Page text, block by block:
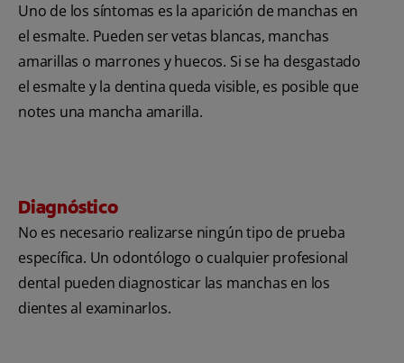
Uno de los síntomas es la aparición de manchas en
el esmalte. Pueden ser vetas blancas, manchas
amarillas o marrones y huecos. Si se ha desgastado
el esmalte y la dentina queda visible, es posible que
notes una mancha amarilla.
Diagnóstico
No es necesario realizarse ningún tipo de prueba
específica. Un odontólogo o cualquier profesional
dental pueden diagnosticar las manchas en los
dientes al examinarlos.